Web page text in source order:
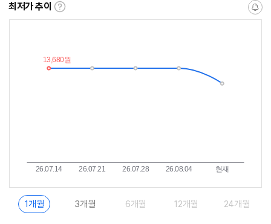
최저가 추이
최
이
란?
알
1개월 3개월 6개월 12개월 24개월